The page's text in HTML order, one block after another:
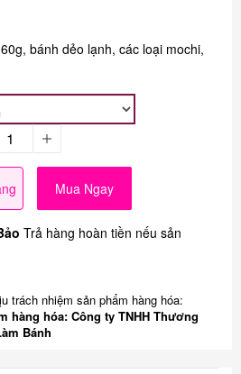
bánh dẻo lạnh, các loại mochi,
Mua Ngay
Trả hàng hoàn tiền nếu sản
trách nhiệm sản phẩm hàng hóa:
hàng hóa: Công ty TNHH Thương
Bánh